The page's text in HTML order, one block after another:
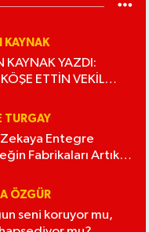
KAYNAK
KAYNAK YAZDI:
ETTİN VEKİL
TURGAY
Zekaya Entegre
Fabrikaları Artık
ÖZGÜR
seni koruyor mu,